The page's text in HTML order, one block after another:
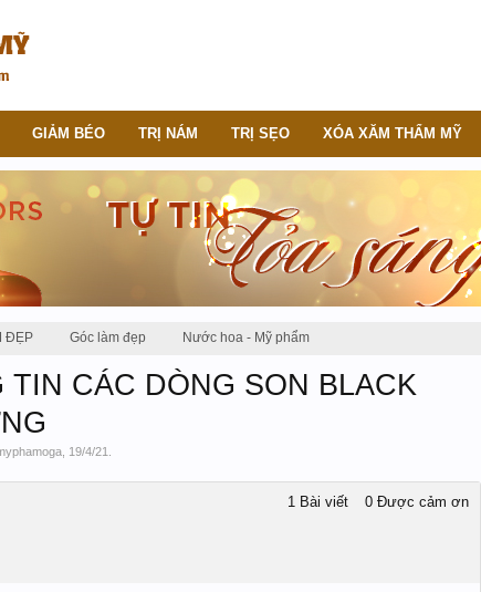
ĐẸP Góc làm đẹp Nước hoa - Mỹ phẩm
CÁC DÒNG SON BLACK
19/4/21
1 Bài viết 0 Được cảm ơn
GIẢM BÉO TRỊ NÁM TRỊ SẸO XÓA XĂM THẨM MỸ